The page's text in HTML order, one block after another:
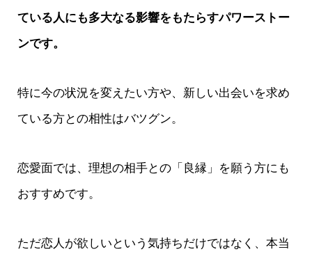
ている人にも多大なる影響をもたらすパワーストー
ンです。
特に今の状況を変えたい方や、新しい出会いを求め
ている方との相性はバツグン。
恋愛面では、理想の相手との「良縁」を願う方にも
おすすめです。
ただ恋人が欲しいという気持ちだけではなく、本当